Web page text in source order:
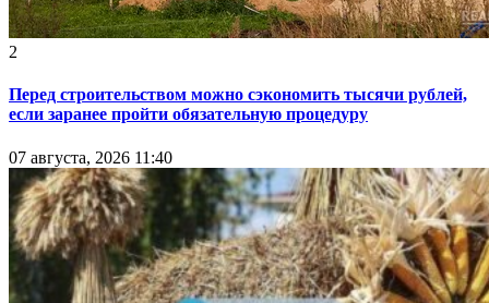
2
Перед строительством можно сэкономить тысячи рублей,
если заранее пройти обязательную процедуру
07 августа, 2026 11:40